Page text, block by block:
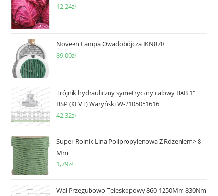
12,24zł
Noveen Lampa Owadobójcza IKN870
89,00zł
Trójnik hydrauliczny symetryczny calowy BAB 1"
BSP (XEVT) Waryński W-7105051616
42,32zł
Super-Rolnik Lina Polipropylenowa Z Rdzeniem> 8
Mm
1,79zł
Wał Przegubowo-Teleskopowy 860-1250Mm 830Nm